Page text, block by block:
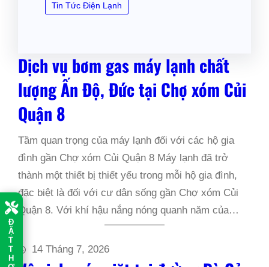
Đ
Ặ
T
T
H
Tin Tức Điện Lạnh
Dịch vụ bơm gas máy lạnh chất
lượng Ấn Độ, Đức tại Chợ xóm Củi
Quận 8
Tầm quan trọng của máy lạnh đối với các hộ gia
đình gần Chợ xóm Củi Quận 8 Máy lạnh đã trở
thành một thiết bị thiết yếu trong mỗi hộ gia đình,
đặc biệt là đối với cư dân sống gần Chợ xóm Củi
Quận 8. Với khí hậu nắng nóng quanh năm của…
14 Tháng 7, 2026